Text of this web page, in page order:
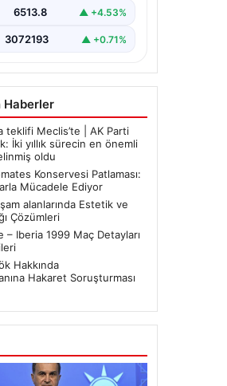
oldukları…
6513.8 ▲ +4.53%
3072193 ▲ +0.71%
Haberler
teklifi Meclis’te | AK Parti
İki yıllık sürecin en önemli
oldu
Konservesi Patlaması:
Mücadele Ediyor
alanlarında Estetik ve
Çözümleri
– Iberia 1999 Maç Detayları
Hakkında
Hakaret Soruşturması